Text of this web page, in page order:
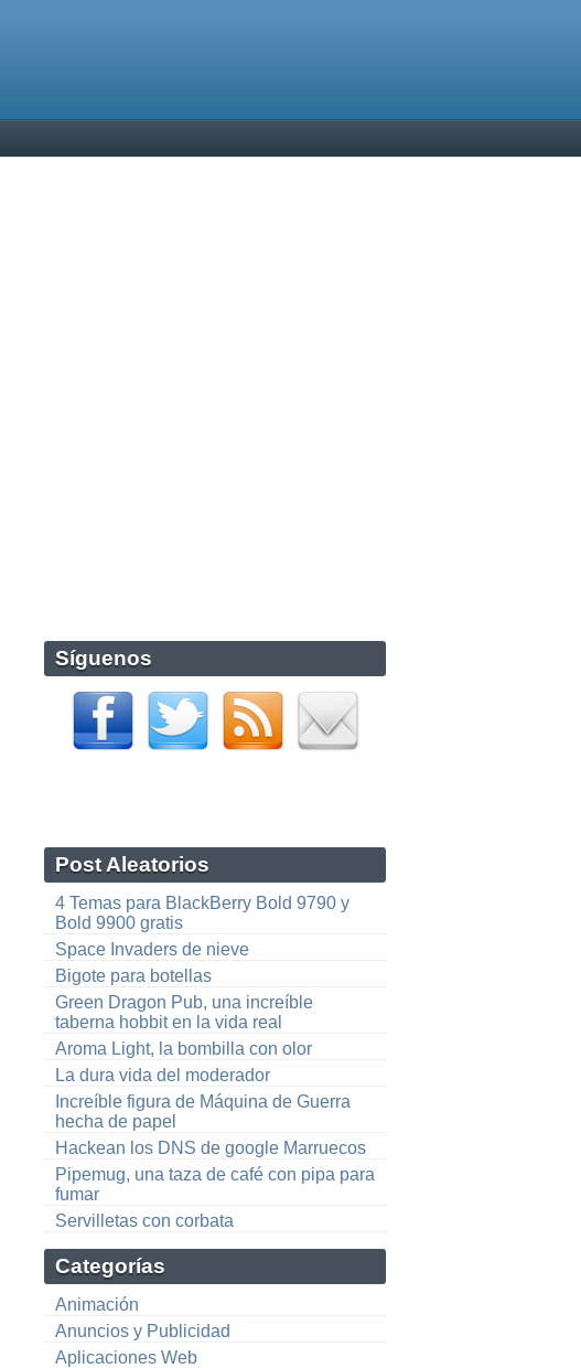
Síguenos
Post Aleatorios
4 Temas para BlackBerry Bold 9790 y
Bold 9900 gratis
Space Invaders de nieve
Bigote para botellas
Green Dragon Pub, una increíble
taberna hobbit en la vida real
Aroma Light, la bombilla con olor
La dura vida del moderador
Increíble figura de Máquina de Guerra
hecha de papel
Hackean los DNS de google Marruecos
Pipemug, una taza de café con pipa para
fumar
Servilletas con corbata
Categorías
Animación
Anuncios y Publicidad
Aplicaciones Web